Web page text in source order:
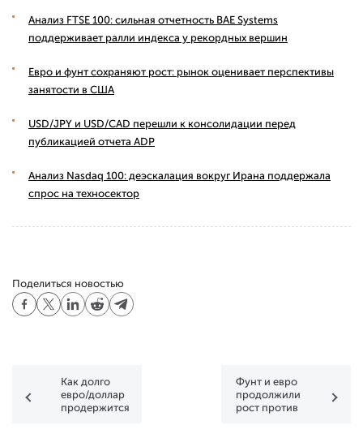
Анализ FTSE 100: сильная отчетность BAE Systems
поддерживает ралли индекса у рекордных вершин
Евро и фунт сохраняют рост: рынок оценивает перспективы
занятости в США
USD/JPY и USD/CAD перешли к консолидации перед
публикацией отчета ADP
Анализ Nasdaq 100: деэскалация вокруг Ирана поддержала
спрос на техносектор
Поделиться новостью
Как долго
евро/доллар
продержится
Фунт и евро
продолжили
рост против